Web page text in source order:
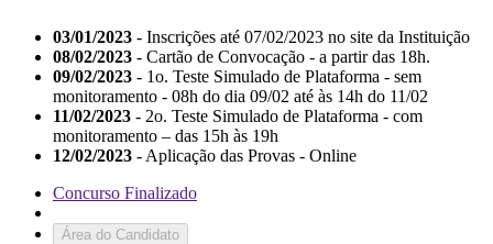
03/01/2023 - Inscrições até 07/02/2023 no site da Instituição
08/02/2023 - Cartão de Convocação - a partir das 18h.
09/02/2023 - 1o. Teste Simulado de Plataforma - sem
monitoramento - 08h do dia 09/02 até às 14h do 11/02
11/02/2023 - 2o. Teste Simulado de Plataforma - com
monitoramento – das 15h às 19h
12/02/2023 - Aplicação das Provas - Online
Concurso Finalizado
Área do Candidato